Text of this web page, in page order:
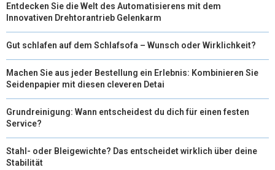
Entdecken Sie die Welt des Automatisierens mit dem
Innovativen Drehtorantrieb Gelenkarm
Gut schlafen auf dem Schlafsofa – Wunsch oder Wirklichkeit?
Machen Sie aus jeder Bestellung ein Erlebnis: Kombinieren Sie
Seidenpapier mit diesen cleveren Detai
Grundreinigung: Wann entscheidest du dich für einen festen
Service?
Stahl- oder Bleigewichte? Das entscheidet wirklich über deine
Stabilität